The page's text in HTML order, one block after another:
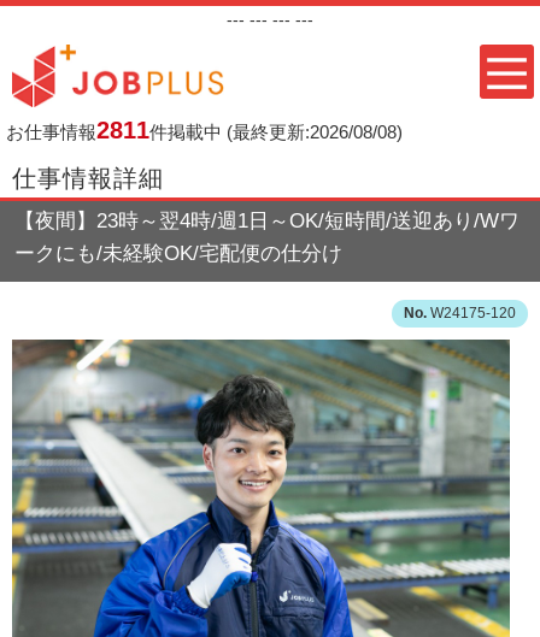
--- --- --- ---
お仕事情報2811件掲載中 (最終更新:2026/08/08)
仕事情報詳細
【夜間】23時～翌4時/週1日～OK/短時間/送迎あり/Wワ
ークにも/未経験OK/宅配便の仕分け
W24175-120